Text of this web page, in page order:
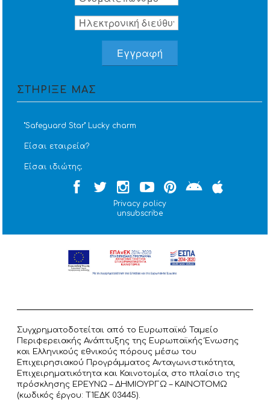
ΣΤΗΡΙΞΕ ΜΑΣ
''Safeguard Star'' Lucky charm
Είσαι εταιρεία?
Είσαι ιδιώτης;
Privacy policy
unsubscribe
Συγχρηματοδοτείται από το Ευρωπαϊκό Ταμείο
Περιφερειακής Ανάπτυξης της Ευρωπαϊκής Ένωσης
και Ελληνικούς εθνικούς πόρους μέσω του
Επιχειρησιακού Προγράμματος Ανταγωνιστικότητα,
Επιχειρηματικότητα και Καινοτομία, στο πλαίσιο της
πρόσκλησης ΕΡΕΥΝΩ – ΔΗΜΙΟΥΡΓΩ – ΚΑΙΝΟΤΟΜΩ
(κωδικός έργου: T1ΕΔΚ 03445).